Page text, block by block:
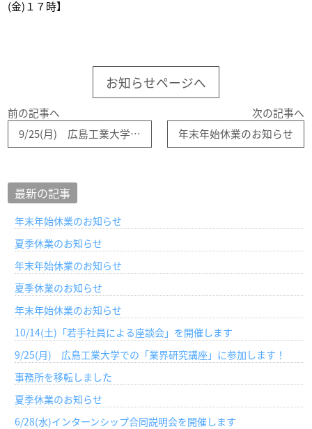
(金)１７時】
お知らせページへ
前の記事へ
9/25(月) 広島工業大学での「業界研究講座」に参加します！
次の記事へ
年末年始休業のお知らせ
最新の記事
年末年始休業のお知らせ
夏季休業のお知らせ
年末年始休業のお知らせ
夏季休業のお知らせ
年末年始休業のお知らせ
10/14(土)「若手社員による座談会」を開催します
9/25(月) 広島工業大学での「業界研究講座」に参加します！
事務所を移転しました
夏季休業のお知らせ
6/28(水)インターンシップ合同説明会を開催します